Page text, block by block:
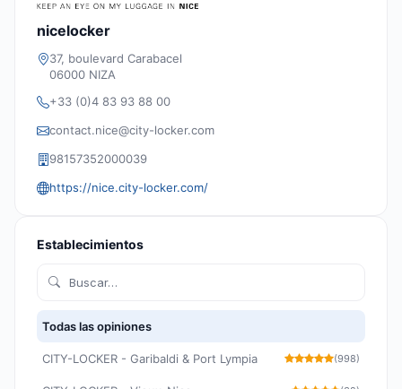
nicelocker
37, boulevard Carabacel
06000 NIZA
+33 (0)4 83 93 88 00
contact.nice@city-locker.com
98157352000039
https://nice.city-locker.com/
Establecimientos
Todas las opiniones
CITY-LOCKER - Garibaldi & Port Lympia (998)